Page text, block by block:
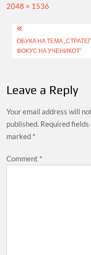
Full
2048 × 1536
Post
navigation
ОБУКА НА ТЕМА
ФОКУС НА УЧЕНИКОТ“
Leave a Reply
Your email address will
published. Required fields
marked *
Comment *